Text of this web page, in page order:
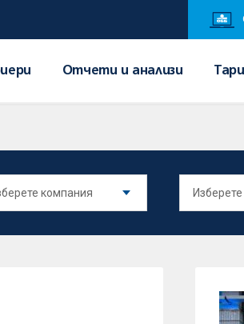
Отчети и анализи